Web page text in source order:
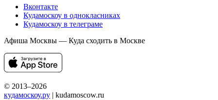
Вконтакте
Кудамоскоу в однокласниках
Кудамоскоу в телеграме
Афиша Москвы — Куда сходить в Москве
© 2013–2026
кудамоскоу.ру | kudamoscow.ru